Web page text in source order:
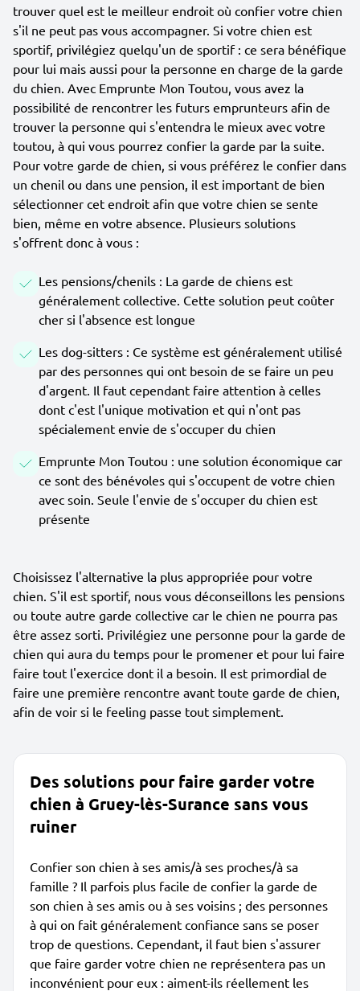
trouver quel est le meilleur endroit où confier votre chien
s'il ne peut pas vous accompagner. Si votre chien est
sportif, privilégiez quelqu'un de sportif : ce sera bénéfique
pour lui mais aussi pour la personne en charge de la garde
du chien. Avec Emprunte Mon Toutou, vous avez la
possibilité de rencontrer les futurs emprunteurs afin de
trouver la personne qui s'entendra le mieux avec votre
toutou, à qui vous pourrez confier la garde par la suite.
Pour votre garde de chien, si vous préférez le confier dans
un chenil ou dans une pension, il est important de bien
sélectionner cet endroit afin que votre chien se sente
bien, même en votre absence. Plusieurs solutions
s'offrent donc à vous :
Les pensions/chenils : La garde de chiens est
généralement collective. Cette solution peut coûter
cher si l'absence est longue
Les dog-sitters : Ce système est généralement utilisé
par des personnes qui ont besoin de se faire un peu
d'argent. Il faut cependant faire attention à celles
dont c'est l'unique motivation et qui n'ont pas
spécialement envie de s'occuper du chien
Emprunte Mon Toutou : une solution économique car
ce sont des bénévoles qui s'occupent de votre chien
avec soin. Seule l'envie de s'occuper du chien est
présente
Choisissez l'alternative la plus appropriée pour votre
chien. S'il est sportif, nous vous déconseillons les pensions
ou toute autre garde collective car le chien ne pourra pas
être assez sorti. Privilégiez une personne pour la garde de
chien qui aura du temps pour le promener et pour lui faire
faire tout l'exercice dont il a besoin. Il est primordial de
faire une première rencontre avant toute garde de chien,
afin de voir si le feeling passe tout simplement.
Des solutions pour faire garder votre
chien à Gruey-lès-Surance sans vous
ruiner
Confier son chien à ses amis/à ses proches/à sa
famille ? Il parfois plus facile de confier la garde de
son chien à ses amis ou à ses voisins ; des personnes
à qui on fait généralement confiance sans se poser
trop de questions. Cependant, il faut bien s'assurer
que faire garder votre chien ne représentera pas un
inconvénient pour eux : aiment-ils réellement les